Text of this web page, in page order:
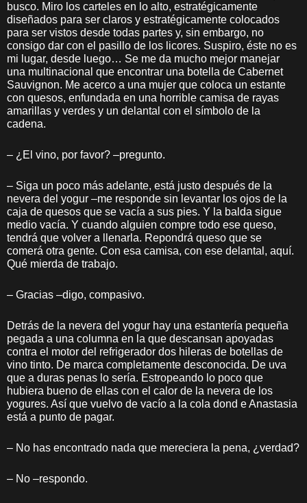
busco. Miro los carteles en lo alto, estratégicamente
diseñados para ser claros y estratégicamente colocados
para ser vistos desde todas partes y, sin embargo, no
consigo dar con el pasillo de los licores. Suspiro, éste no es
mi lugar, desde luego… Se me da mucho mejor manejar
una multinacional que encontrar una botella de Cabernet
Sauvignon. Me acerco a una mujer que coloca un estante
con quesos, enfundada en una horrible camisa de rayas
amarillas y verdes y un delantal con el símbolo de la
cadena.
– ¿El vino, por favor? –pregunto.
– Siga un poco más adelante, está justo después de la
nevera del yogur –me responde sin levantar los ojos de la
caja de quesos que se vacía a sus pies. Y la balda sigue
medio vacía. Y cuando alguien compre todo ese queso,
tendrá que volver a llenarla. Repondrá queso que se
comerá otra gente. Con esa camisa, con ese delantal, aquí.
Qué mierda de trabajo.
– Gracias –digo, compasivo.
Detrás de la nevera del yogur hay una estantería pequeña
pegada a una columna en la que descansan apoyadas
contra el motor del refrigerador dos hileras de botellas de
vino tinto. De marca completamente desconocida. De uva
que a duras penas lo sería. Estropeando lo poco que
hubiera bueno de ellas con el calor de la nevera de los
yogures. Así que vuelvo de vacío a la cola dond e Anastasia
está a punto de pagar.
– No has encontrado nada que mereciera la pena, ¿verdad?
– No –respondo.